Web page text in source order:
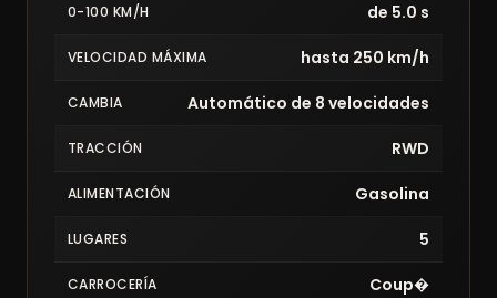
0-100 KM/H de 5.0 s
VELOCIDAD MÁXIMA hasta 250 km/h
CAMBIA Automático de 8 velocidades
TRACCIÓN RWD
ALIMENTACIÓN Gasolina
LUGARES 5
CARROCERÍA Coup�